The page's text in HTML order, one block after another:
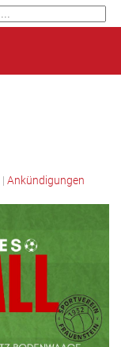
| Ankündigungen